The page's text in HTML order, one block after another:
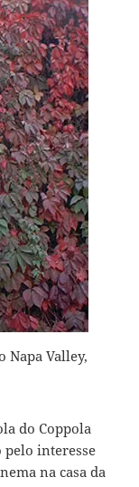
Napa Valley,
do Coppola
pelo interesse
na casa da